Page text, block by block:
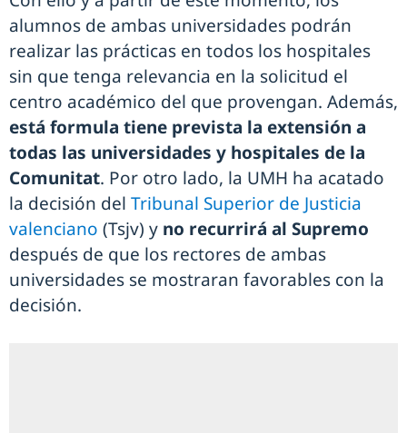
alumnos de ambas universidades podrán
realizar las prácticas en todos los hospitales
sin que tenga relevancia en la solicitud el
centro académico del que provengan. Además,
está formula tiene prevista la extensión a
todas las universidades y hospitales de la
Comunitat. Por otro lado, la UMH ha acatado
la decisión del Tribunal Superior de Justicia
valenciano (Tsjv) y no recurrirá al Supremo
después de que los rectores de ambas
universidades se mostraran favorables con la
decisión.